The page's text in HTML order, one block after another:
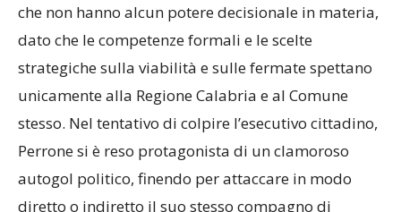
che non hanno alcun potere decisionale in materia,
dato che le competenze formali e le scelte
strategiche sulla viabilità e sulle fermate spettano
unicamente alla Regione Calabria e al Comune
stesso. Nel tentativo di colpire l’esecutivo cittadino,
Perrone si è reso protagonista di un clamoroso
autogol politico, finendo per attaccare in modo
diretto o indiretto il suo stesso compagno di